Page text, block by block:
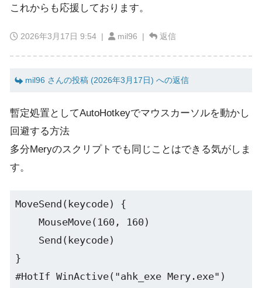
これからも応援しております。
2026年3月17日 9:54 | mil96 | 返信
mil96 さんの投稿 (2026年3月17日) への返信
暫定処置としてAutoHotkeyでマウスカーソルを動かし
回避する方法
多分Meryのスクリプトでも同じことはできる気がしま
す。
MoveSend(keycode) {
    MouseMove(160, 160)
    Send(keycode)
}
#HotIf WinActive("ahk_exe Mery.exe")